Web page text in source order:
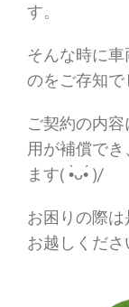
す。
そんな時に
のをご存知
ご契約の内
用が補償で
ます( •̀ᴗ•́ )/
お困りの際
お越しくださ